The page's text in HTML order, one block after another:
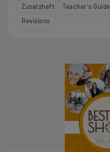
Zusatzheft
Teacher´s Guide
Revisions